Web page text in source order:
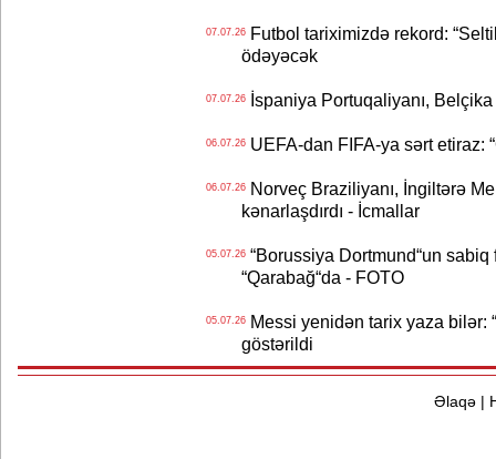
07.07.26Futbol tariximizdə rekord:
ödəyəcək
07.07.26İspaniya Portuqaliyanı, Belçika
06.07.26UEFA-dan FIFA-ya sərt etiraz:
06.07.26Norveç Braziliyanı, İngiltərə
kənarlaşdırdı - İcmallar
05.07.26“Borussiya Dortmund“un sabiq
“Qarabağ“da - FOTO
05.07.26Messi yenidən tarix yaza bilər:
göstərildi
Əlaqə|